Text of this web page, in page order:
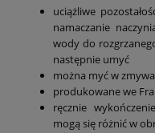
uciążliwe
namaczanie
wody do
następnie umyć
można myć w
produkowane we
ręcznie
mogą się różnić w